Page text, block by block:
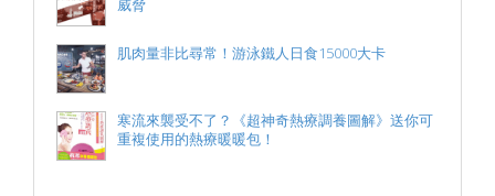
威脅
肌肉量非比尋常！游泳鐵人日食15000大卡
寒流來襲受不了？《超神奇熱療調養圖解》送你可
重複使用的熱療暖暖包！